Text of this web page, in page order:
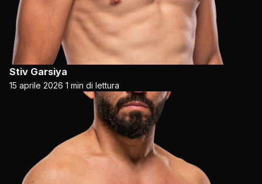
Stiv Garsiya
15 aprile 2026 1 min di lettura